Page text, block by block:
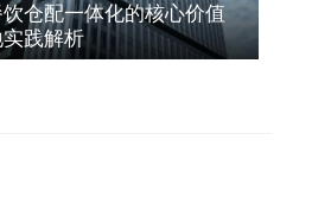
仓配一体化的核心价值
践解析